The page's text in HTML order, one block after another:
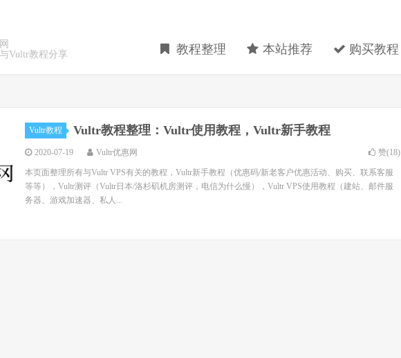
Vultr教程分享
教程整理 本站推荐 购买教程
Vultr教程 Vultr教程整理：Vultr使用教程，Vultr新手教程
2020-07-19 Vultr优惠网 赞(18)
本页面整理所有与Vultr VPS有关的教程，Vultr新手教程（优惠码/新老客户优惠活动、购买、联系客服
等等），Vultr测评（Vultr日本/洛杉矶机房测评，电信为什么慢），Vultr VPS使用教程（建站、邮件服
务器、游戏加速器、私人...